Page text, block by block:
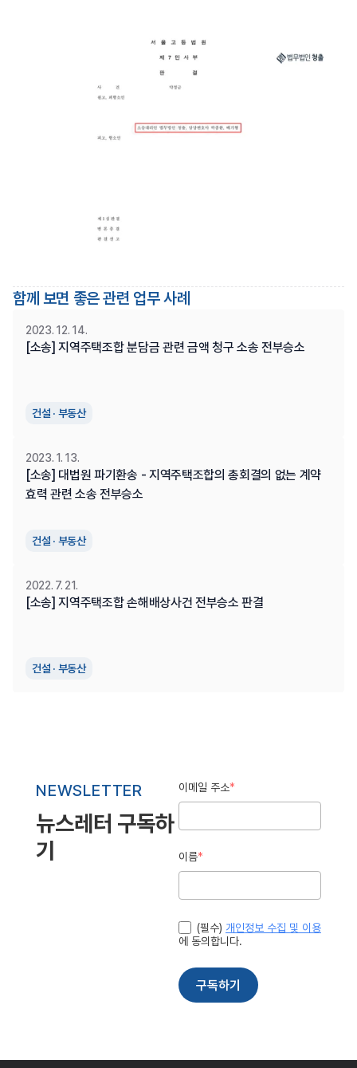
함께 보면 좋은 관련 업무 사례
건설 · 부동산
[소송] 지역주택조합 분담금 관련 금액 청구 소송 전부승소
2023. 12. 14.
건설 · 부동산
[소송] 대법원 파기환송 - 지역주택조합의 총회결의 없는 계약
효력 관련 소송 전부승소
2023. 1. 13.
건설 · 부동산
[소송] 지역주택조합 손해배상사건 전부승소 판결
2022. 7. 21.